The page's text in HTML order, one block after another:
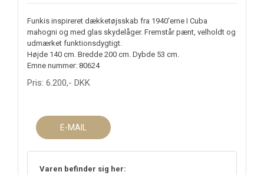
Funkis inspireret dækketøjsskab fra 1940'erne I Cuba
mahogni og med glas skydelåger. Fremstår pænt, velholdt og
udmærket funktionsdygtigt.
Højde 140 cm. Bredde 200 cm. Dybde 53 cm.
Emne nummer: 80624
Pris: 6.200,- DKK
E-MAIL
Varen befinder sig her: